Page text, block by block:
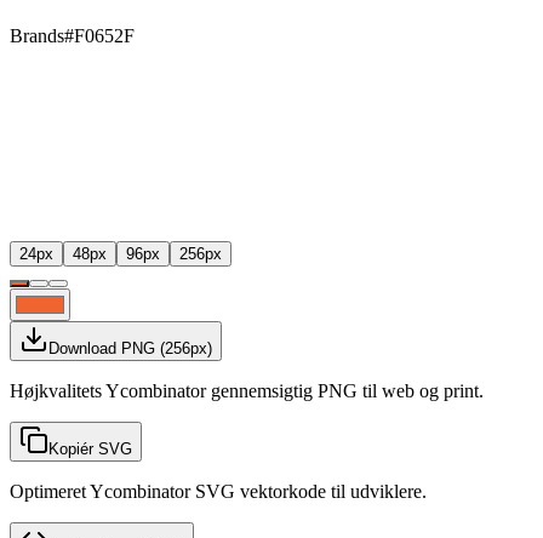
Brands#F0652F
24px 48px 96px 256px
Download PNG (256px)
Højkvalitets Ycombinator gennemsigtig PNG til web og print.
Kopiér SVG
Optimeret Ycombinator SVG vektorkode til udviklere.